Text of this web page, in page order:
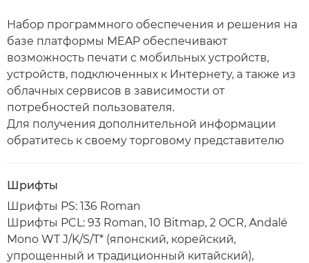
Набор программного обеспечения и решения на
базе платформы MEAP обеспечивают
возможность печати с мобильных устройств,
устройств, подключенных к Интернету, а также из
облачных сервисов в зависимости от
потребностей пользователя.
Для получения дополнительной информации
обратитесь к своему торговому представителю
Шрифты
Шрифты PS: 136 Roman
Шрифты PCL: 93 Roman, 10 Bitmap, 2 OCR, Andalé
Mono WT J/K/S/T* (японский, корейский,
упрощенный и традиционный китайский),